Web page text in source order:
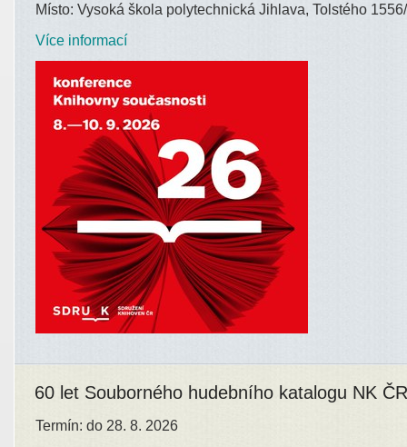
Místo: Vysoká škola polytechnická Jihlava, Tolstého
Více informací
60 let Souborného hudebního katalogu NK ČR
Termín: do 28. 8. 2026